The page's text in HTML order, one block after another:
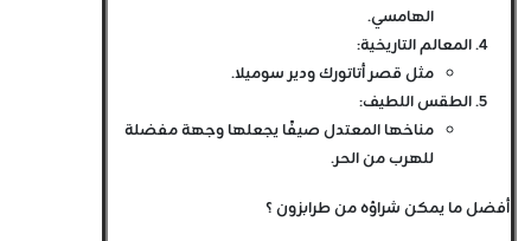
الهامسي.
المعالم التاريخية:
مثل قصر أتاتورك ودير سوميلا.
الطقس اللطيف:
مناخها المعتدل صيفًا يجعلها وجهة مفضلة
للهرب من الحر.
أفضل ما يمكن شراؤه من طرابزون ؟